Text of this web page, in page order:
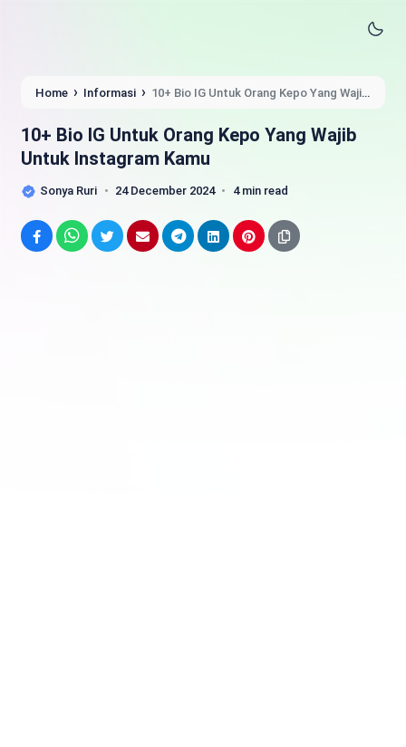
Home › Informasi › 10+ Bio IG Untuk Orang Kepo Yang Wajib
10+ Bio IG Untuk Orang Kepo Yang Wajib
Untuk Instagram Kamu
Sonya Ruri 24 December 2024 4 min read